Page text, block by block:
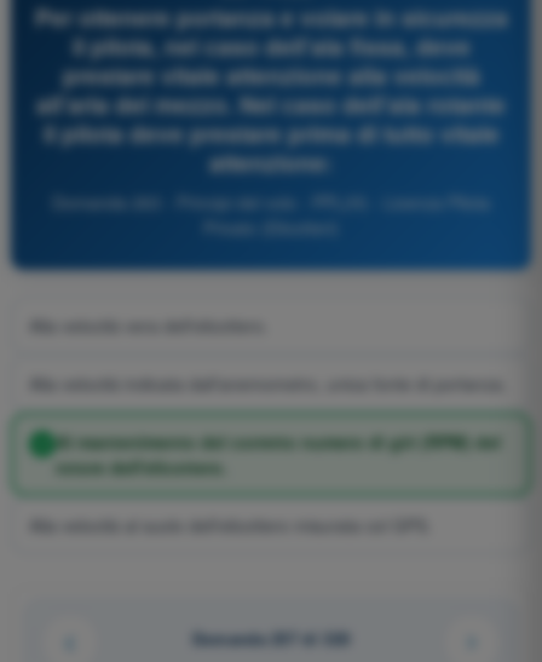
Per ottenere portanza e volare in sicurezza
il pilota, nel caso dell'ala fissa, deve
prestare vitale attenzione alla velocità
all'aria del mezzo. Nel caso dell'ala rotante
il pilota deve prestare prima di tutto vitale
attenzione:
Al mantenimento del corretto numero di giri (RPM) del
rotore dell'elicottero.
Domanda 257 di 320